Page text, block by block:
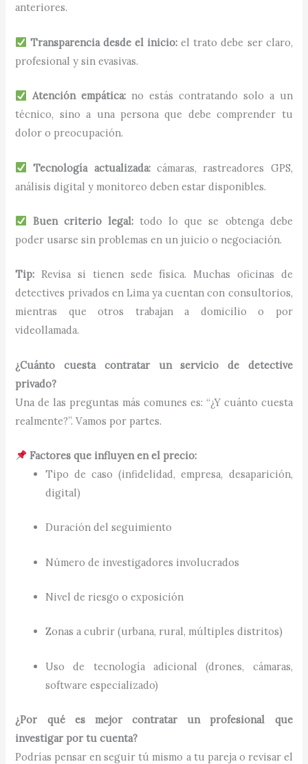
anteriores.
Transparencia desde el inicio: el trato debe ser claro,
profesional y sin evasivas.
Atención empática:no estás contratando solo a un
técnico, sino a una persona que debe comprender tu
dolor o preocupación.
Tecnología actualizada:cámaras, rastreadores GPS,
análisis digital y monitoreo deben estar disponibles.
Buen criterio legal: todo lo que se obtenga debe
poder usarse sin problemas en un juicio o negociación.
Tip: Revisa si tienen sede física. Muchas oficinas de
detectives privados en Lima ya cuentan con consultorios,
mientras que otros trabajan a domicilio o por
videollamada.
¿Cuánto cuesta contratar un servicio de detective
privado?
Una de las preguntas más comunes es: “¿Y cuánto cuesta
realmente?”. Vamos por partes.
Factores que influyen en el precio:
Tipo de caso (infidelidad, empresa, desaparición,
digital)
Duración del seguimiento
Número de investigadores involucrados
Nivel de riesgo o exposición
Zonas a cubrir (urbana, rural, múltiples distritos)
Uso de tecnología adicional (drones, cámaras,
software especializado)
¿Por qué es mejor contratar un profesional que
investigar por tu cuenta?
Podrías pensar en seguir tú mismo a tu pareja o revisar el